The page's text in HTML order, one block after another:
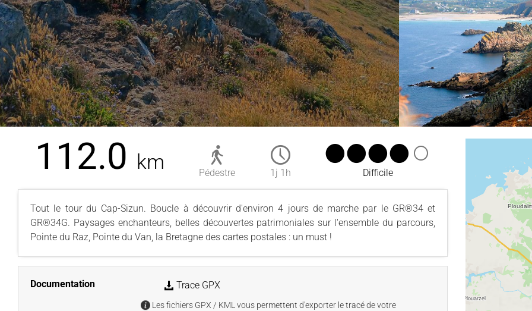
112.0 km Pédestre 1j 1h Difficile
Tout le tour du Cap-Sizun. Boucle à découvrir d'environ 4 jours de marche par le GR®34 et
GR®34G. Paysages enchanteurs, belles découvertes patrimoniales sur l'ensemble du parcours,
Pointe du Raz, Pointe du Van, la Bretagne des cartes postales : un must !
Documentation Trace GPX
Les fichiers GPX / KML vous permettent d'exporter le tracé de votre